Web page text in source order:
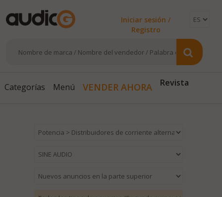
Iniciar sesión /
Registro
Categorías Menú VENDER AHORA Revista